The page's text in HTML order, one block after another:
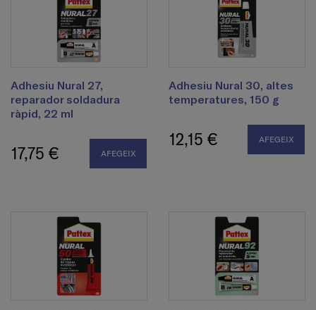
Adhesiu Nural 27,
reparador soldadura
ràpid, 22 ml
17,75 € AFEGEIX
Adhesiu Nural 30, altes
temperatures, 150 g
12,15 € AFEGEIX